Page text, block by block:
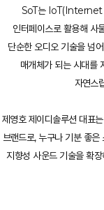
SoT는 IoT(Internet
인터페이스로 활용해 사
단순한 오디오 기술을 넘
매개체가 되는 시대를
자연스
제영호 제이디솔루션 대표
브랜드로, 누구나 기분 좋
지향성 사운드 기술을 확